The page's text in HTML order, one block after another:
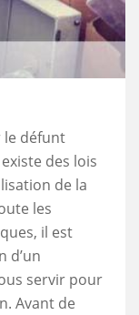
le défunt
des lois
de la
les
il est
d’un
servir pour
Avant de